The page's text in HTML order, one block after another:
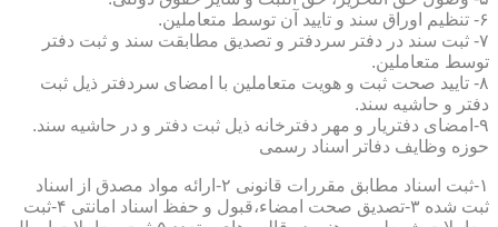
۶- تنظیم اوراق سند و تایید آن توسط متعاملین.
۷- ثبت سند در دفتر سردفتر و تصدیق مطابقت سند و ثبت دفتر
توسط متعاملین.
۸- تایید صحت ثبت و هویت متعاملین با امضای سردفتر ذیل ثبت
دفتر و حاشیه سند.
۹-امضای دفتریار و مهر دفترخانه ذیل ثبت دفتر و در حاشیه سند.
حوزه وظایف دفاتر اسناد رسمی
۱-ثبت اسناد مطابق مقررات قانونی ۲-ارائه مواد مصدق از اسناد
ثبت شده ۳-تصدیق صحت امضاء،قبول و حفظ اسناد امانتی ۴-ثبت